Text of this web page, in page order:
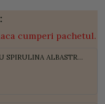
cumperi pachetul.
SPIRULINA ALBASTRA